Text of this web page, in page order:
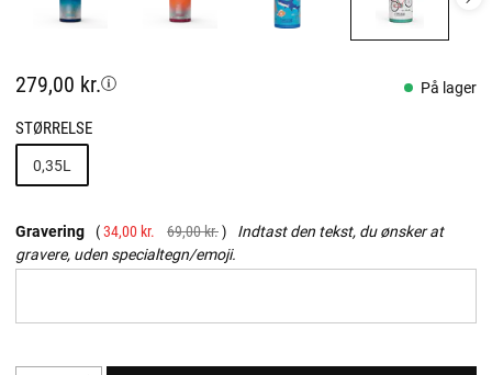
279,00 kr. På lager
STØRRELSE
0,35L
Gravering 34,00 kr. 69,00 kr.
Indtast den tekst, du ønsker at
gravere, uden specialtegn/emoji.